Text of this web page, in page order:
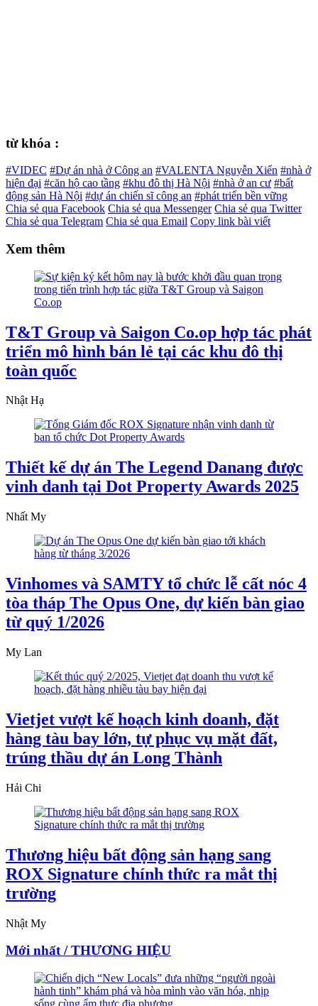
từ khóa :
#VIDEC #Dự án nhà ở Công an #VALENTA Nguyễn Xiển #nhà ở
hiện đại #căn hộ cao tầng #khu đô thị Hà Nội #nhà ở an cư #bất
động sản Hà Nội #dự án chiến sĩ công an #phát triển bền vững
Chia sẻ qua Facebook Chia sẻ qua Messenger Chia sẻ qua Twitter
Chia sẻ qua Telegram Chia sẻ qua Email Copy link bài viết
Xem thêm
T&T Group và Saigon Co.op hợp tác phát
triển mô hình bán lẻ tại các khu đô thị
toàn quốc
Nhật Hạ
Thiết kế dự án The Legend Danang được
vinh danh tại Dot Property Awards 2025
Nhất My
Vinhomes và SAMTY tổ chức lễ cất nóc 4
tòa tháp The Opus One, dự kiến bàn giao
từ quý 1/2026
My Lan
Vietjet vượt kế hoạch kinh doanh, đặt
hàng tàu bay lớn, tự phục vụ mặt đất,
trúng thầu dự án Long Thành
Hải Chi
Thương hiệu bất động sản hạng sang
ROX Signature chính thức ra mắt thị
trường
Nhật My
Mới nhất / THƯƠNG HIỆU